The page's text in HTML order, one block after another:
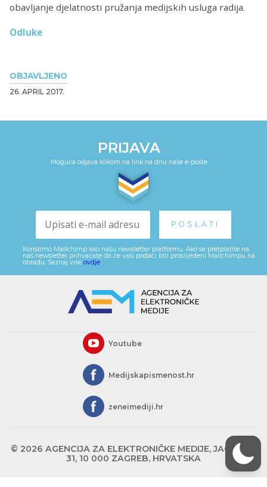
OBJAVLJENO
26. APRIL 2017.
obavljanje djelatnosti pružanja medijskih usluga radija.
Odluke
PRIJAVA
Moguća odjava klikom na link na dnu naše e-pošte
Koristimo Mailchimp kao našu newsletter platformu. Ako se pretplatite na
naš newsletter prihvaćate da će vaši podaci biti proslijeđeni Mailchimpu na
obradu. Saznaj više ovdje.
Youtube
Medijskapismenost.hr
zeneimediji.hr
© 2026 AGENCIJA ZA ELEKTRONIČKE MEDIJE, JAGIĆEVA
31, 10 000 ZAGREB, HRVATSKA